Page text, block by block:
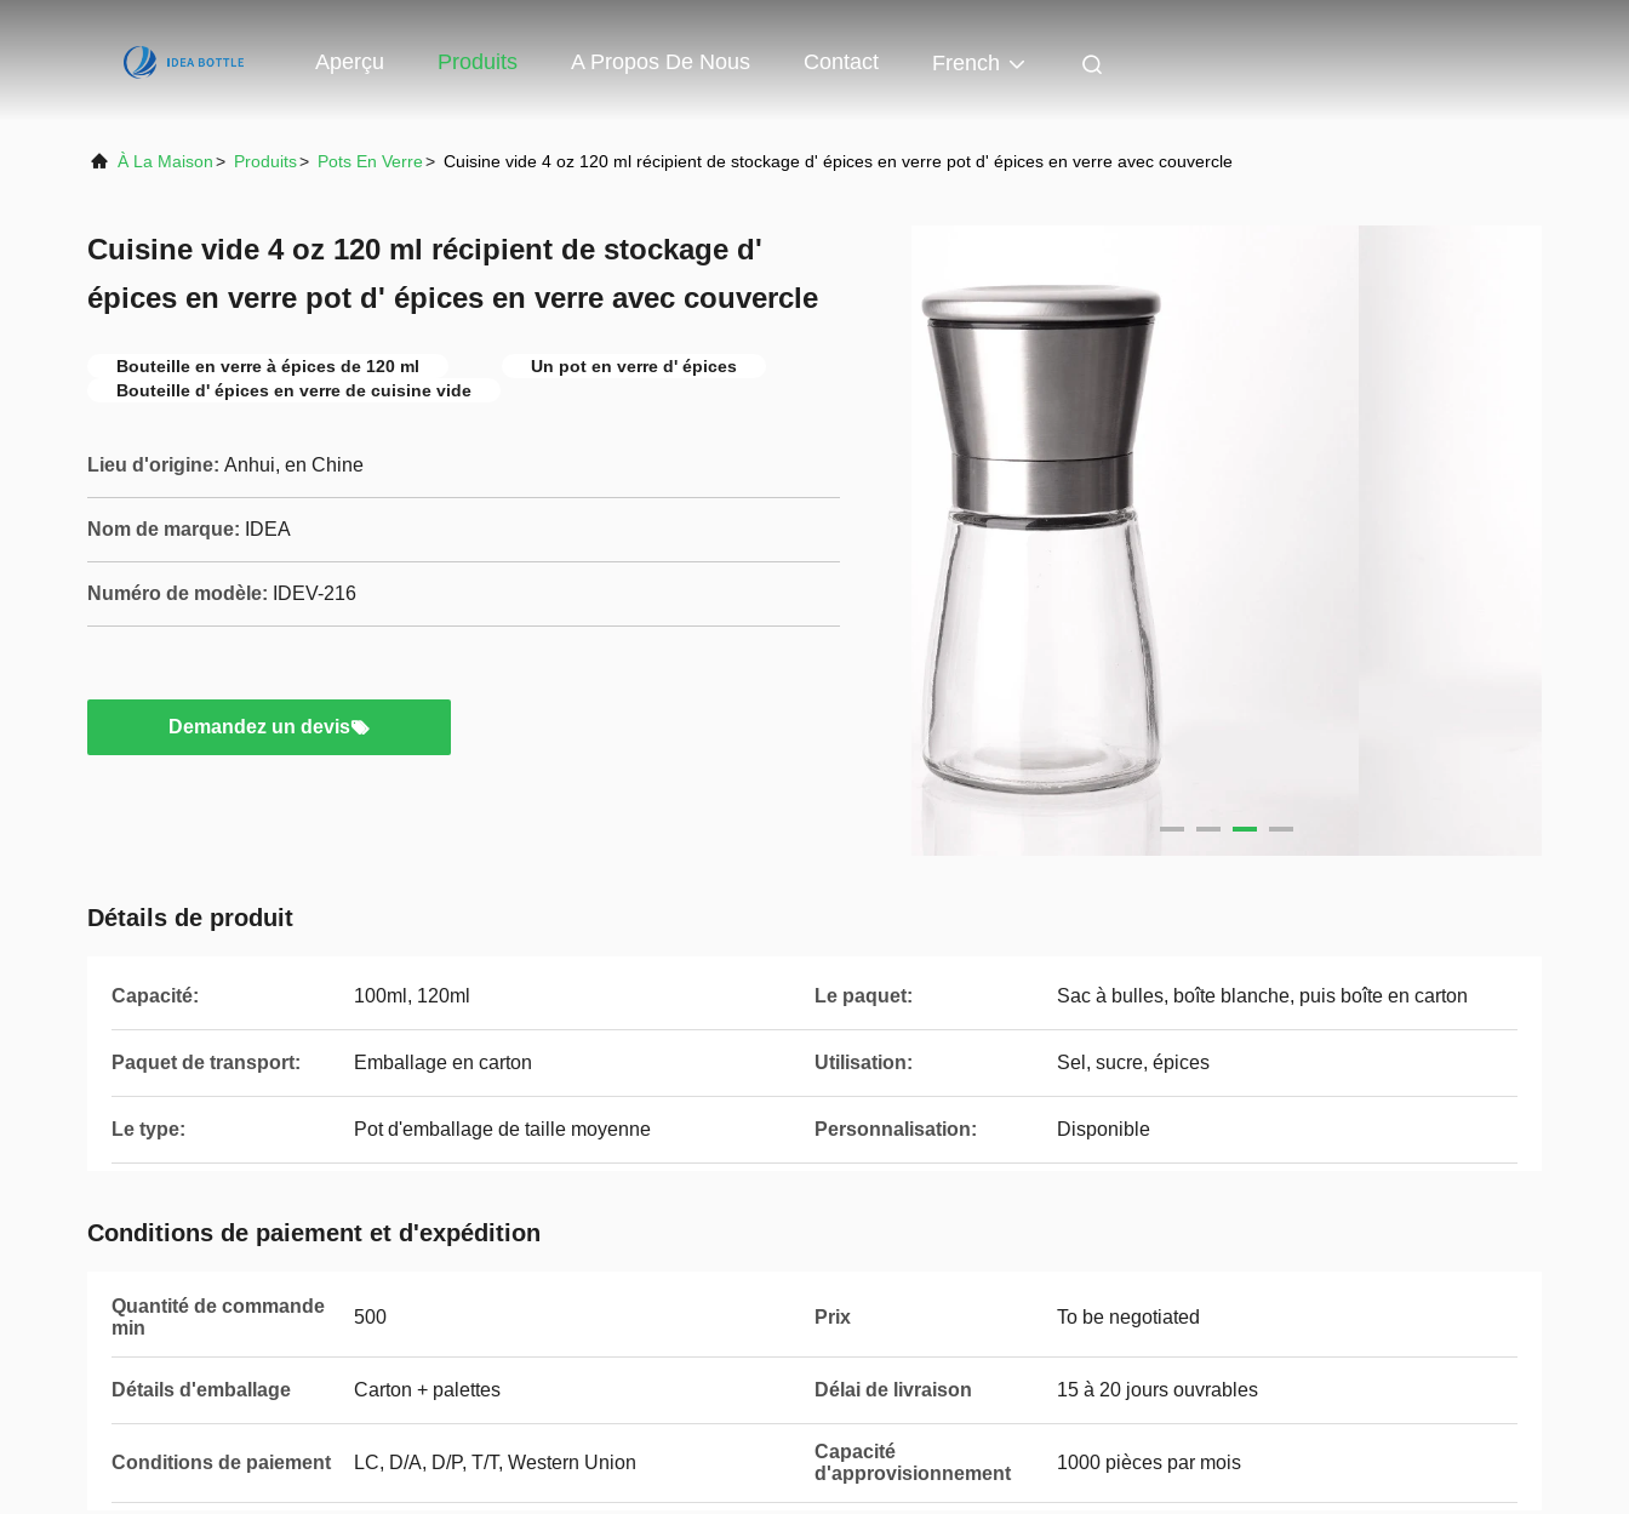
Aperçu Produits A Propos De Nous Contact French
À La Maison> Produits> Pots En Verre> Cuisine vide 4 oz 120 ml récipient de stockage d' épices en verre pot d' épices en verre avec couvercle
Cuisine vide 4 oz 120 ml récipient de stockage d'
épices en verre pot d' épices en verre avec couvercle
Bouteille en verre à épices de 120 ml
Un pot en verre d' épices
Bouteille d' épices en verre de cuisine vide
Lieu d'origine: Anhui, en Chine
Nom de marque: IDEA
Numéro de modèle: IDEV-216
Demandez un devis
Détails de produit
Capacité: 100ml, 120ml Le paquet: Sac à bulles, boîte blanche, puis boîte en carton
Paquet de transport: Emballage en carton Utilisation: Sel, sucre, épices
Le type: Pot d'emballage de taille moyenne Personnalisation: Disponible
Conditions de paiement et d'expédition
Quantité de commande
min
500 Prix To be negotiated
Détails d'emballage Carton + palettes Délai de livraison 15 à 20 jours ouvrables
Conditions de paiement LC, D/A, D/P, T/T, Western Union
Capacité
d'approvisionnement
1000 pièces par mois